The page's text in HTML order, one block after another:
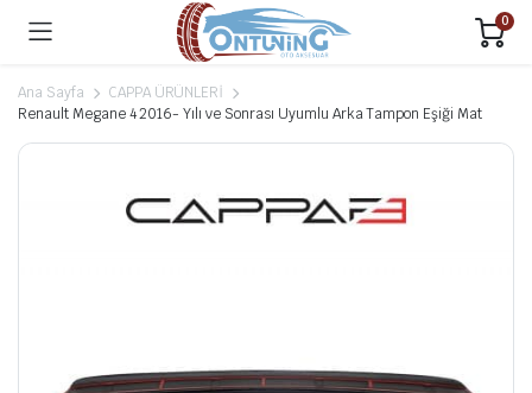
0
Ana Sayfa
CAPPA ÜRÜNLERİ
Renault Megane 4 2016- Yılı ve Sonrası Uyumlu Arka Tampon Eşiği Mat